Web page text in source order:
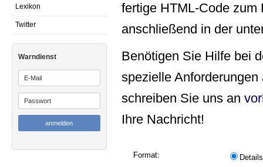
Lexikon
Twitter
Warndienst
fertige HTML-Code
anschließend in der
Benötigen Sie Hilfe bei
spezielle
schreiben Sie uns an
Ihre Nachricht!
Format:
Details